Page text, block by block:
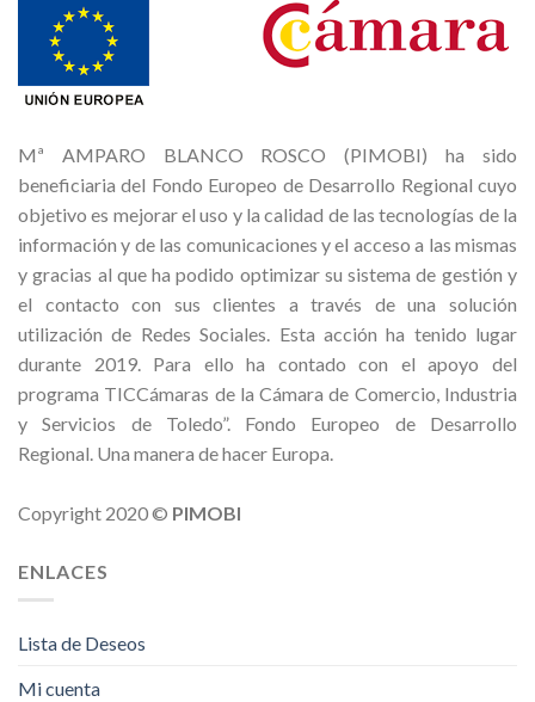
Mª AMPARO BLANCO ROSCO (PIMOBI) ha sido
beneficiaria del Fondo Europeo de Desarrollo Regional cuyo
objetivo es mejorar el uso y la calidad de las tecnologías de la
información y de las comunicaciones y el acceso a las mismas
y gracias al que ha podido optimizar su sistema de gestión y
el contacto con sus clientes a través de una solución
utilización de Redes Sociales. Esta acción ha tenido lugar
durante 2019. Para ello ha contado con el apoyo del
programa TICCámaras de la Cámara de Comercio, Industria
y Servicios de Toledo”. Fondo Europeo de Desarrollo
Regional. Una manera de hacer Europa.
Copyright 2020 © PIMOBI
ENLACES
Lista de Deseos
Mi cuenta